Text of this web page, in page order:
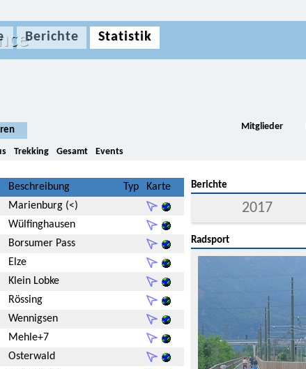
Berichte Statistik
Mitglieder
Trekking Gesamt Events
Beschreibung Typ
Karte
Marienburg (<)
Wülfinghausen
Borsumer Pass
Elze
Klein Lobke
Rössing
Wennigsen
Mehle+7
Osterwald
Berichte
2017
Radsport